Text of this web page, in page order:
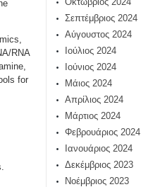
RNA
for
Σεπτέμβριος 2024
Αύγουστος 2024
Ιούλιος 2024
Ιούνιος 2024
Μάιος 2024
Απρίλιος 2024
Μάρτιος 2024
Φεβρουάριος 2024
Ιανουάριος 2024
Δεκέμβριος 2023
Νοέμβριος 2023